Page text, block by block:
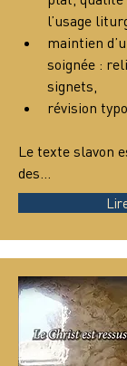
l’usage
maintien
soignée :
signets,
révision
Le texte slavon
des…